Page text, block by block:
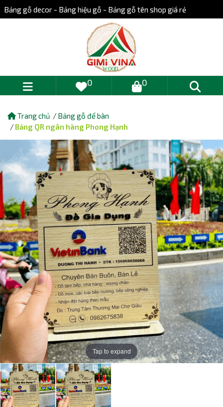
Trang chủ
Bảng gỗ để bàn
Bảng QR ngân hàng Phong Hạnh
Tap to expand
Bảng gỗ decor - Bảng hiệu gỗ - Bảng gỗ tên shop giá rẻ
0 0